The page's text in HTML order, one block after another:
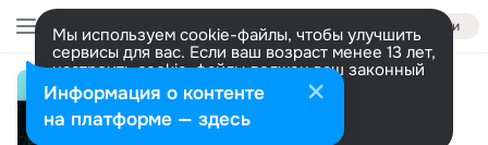
Войти
Мы используем cookie-файлы, чтобы улучшить
сервисы для вас. Если ваш возраст менее 13 лет,
настроить cookie-файлы должен ваш законный
представитель. Больше информации
Разрешить все Настроить
Сингл
Katy Queen
Информация о контенте
на платформе — здесь